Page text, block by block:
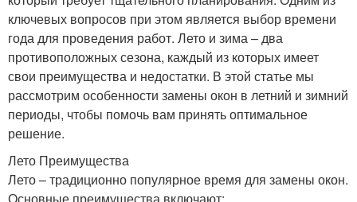
ключевых вопросов при этом является выбор времени
года для проведения работ. Лето и зима – два
противоположных сезона, каждый из которых имеет
свои преимущества и недостатки. В этой статье мы
рассмотрим особенности замены окон в летний и зимний
периоды, чтобы помочь вам принять оптимальное
решение.
Лето Преимущества
Лето – традиционно популярное время для замены окон.